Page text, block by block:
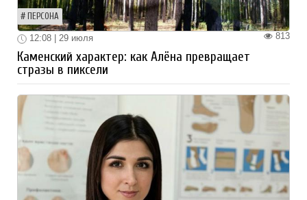
ПЕРСОНА
813
12:08 | 29 июля
Каменский характер: как Алёна превращает
стразы в пиксели